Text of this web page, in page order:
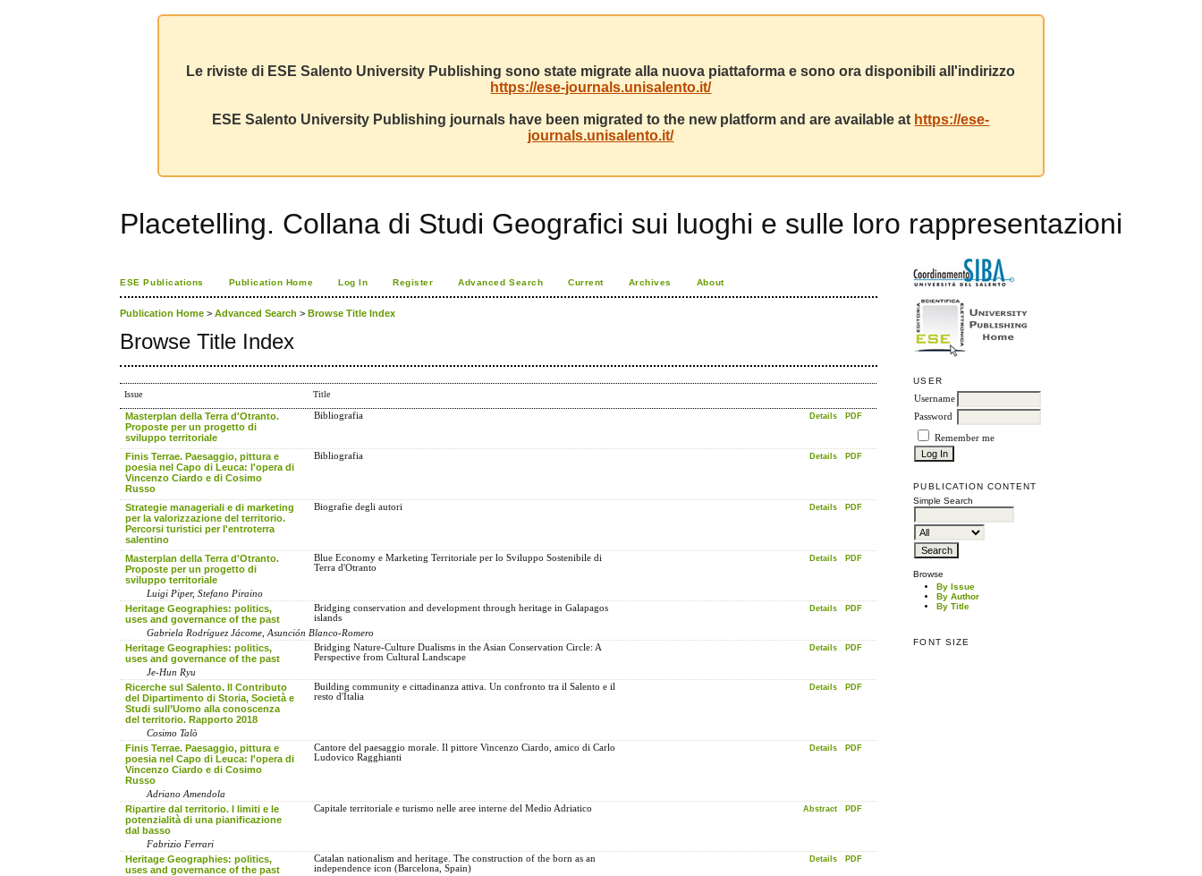
Le riviste di ESE Salento University Publishing sono state migrate alla nuova piattaforma e sono ora disponibili all'indirizzo
https://ese-journals.unisalento.it/
ESE Salento University Publishing journals have been migrated to the new platform and are available at https://ese-
journals.unisalento.it/
Placetelling. Collana di Studi Geografici sui luoghi e sulle loro rappresentazioni
USER
Username
Password
Remember me
PUBLICATION CONTENT
Simple Search
Browse
By Issue
By Author
By Title
FONT SIZE
ESE Publications Publication Home Log In Register Advanced Search Current Archives About
Publication Home >Advanced Search >Browse Title Index
Browse Title Index
Issue Title
Masterplan della Terra d'Otranto.
Proposte per un progetto di
sviluppo territoriale
Bibliografia Details PDF
Finis Terrae. Paesaggio, pittura e
poesia nel Capo di Leuca: l'opera di
Vincenzo Ciardo e di Cosimo
Russo
Bibliografia Details PDF
Strategie manageriali e di marketing
per la valorizzazione del territorio.
Percorsi turistici per l'entroterra
salentino
Biografie degli autori Details PDF
Masterplan della Terra d'Otranto.
Proposte per un progetto di
sviluppo territoriale
Blue Economy e Marketing Territoriale per lo Sviluppo Sostenibile di
Terra d'Otranto
Details PDF
Luigi Piper, Stefano Piraino
Heritage Geographies: politics,
uses and governance of the past
Bridging conservation and development through heritage in Galapagos
islands
Details PDF
Gabriela Rodríguez Jácome, Asunción Blanco-Romero
Heritage Geographies: politics,
uses and governance of the past
Bridging Nature-Culture Dualisms in the Asian Conservation Circle: A
Perspective from Cultural Landscape
Details PDF
Je-Hun Ryu
Ricerche sul Salento. Il Contributo
del Dipartimento di Storia, Società e
Studi sull’Uomo alla conoscenza
del territorio. Rapporto 2018
Building community e cittadinanza attiva. Un confronto tra il Salento e il
resto d'Italia
Details PDF
Cosimo Talò
Finis Terrae. Paesaggio, pittura e
poesia nel Capo di Leuca: l'opera di
Vincenzo Ciardo e di Cosimo
Russo
Cantore del paesaggio morale. Il pittore Vincenzo Ciardo, amico di Carlo
Ludovico Ragghianti
Details PDF
Adriano Amendola
Ripartire dal territorio. I limiti e le
potenzialità di una pianificazione
dal basso
Capitale territoriale e turismo nelle aree interne del Medio Adriatico Abstract PDF
Fabrizio Ferrari
Heritage Geographies: politics,
uses and governance of the past
Catalan nationalism and heritage. The construction of the born as an
independence icon (Barcelona, Spain)
Details PDF